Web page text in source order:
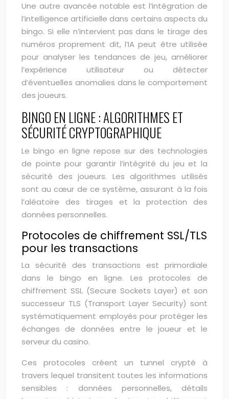
Une autre avancée notable est l’intégration de
l’intelligence artificielle dans certains aspects du
bingo. Si elle n’intervient pas dans le tirage des
numéros proprement dit, l’IA peut être utilisée
pour analyser les tendances de jeu, améliorer
l’expérience utilisateur ou détecter
d’éventuelles anomalies dans le comportement
des joueurs.
BINGO EN LIGNE : ALGORITHMES ET
SÉCURITÉ CRYPTOGRAPHIQUE
Le bingo en ligne repose sur des technologies
de pointe pour garantir l’intégrité du jeu et la
sécurité des joueurs. Les algorithmes utilisés
sont au cœur de ce système, assurant à la fois
l’aléatoire des tirages et la protection des
données personnelles.
Protocoles de chiffrement SSL/TLS
pour les transactions
La sécurité des transactions est primordiale
dans le bingo en ligne. Les protocoles de
chiffrement SSL (Secure Sockets Layer) et son
successeur TLS (Transport Layer Security) sont
systématiquement employés pour protéger les
échanges de données entre le joueur et le
serveur du casino.
Ces protocoles créent un tunnel crypté à
travers lequel transitent toutes les informations
sensibles : données personnelles, détails